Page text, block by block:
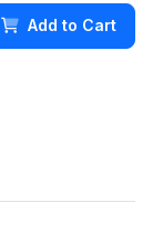
Add to Cart